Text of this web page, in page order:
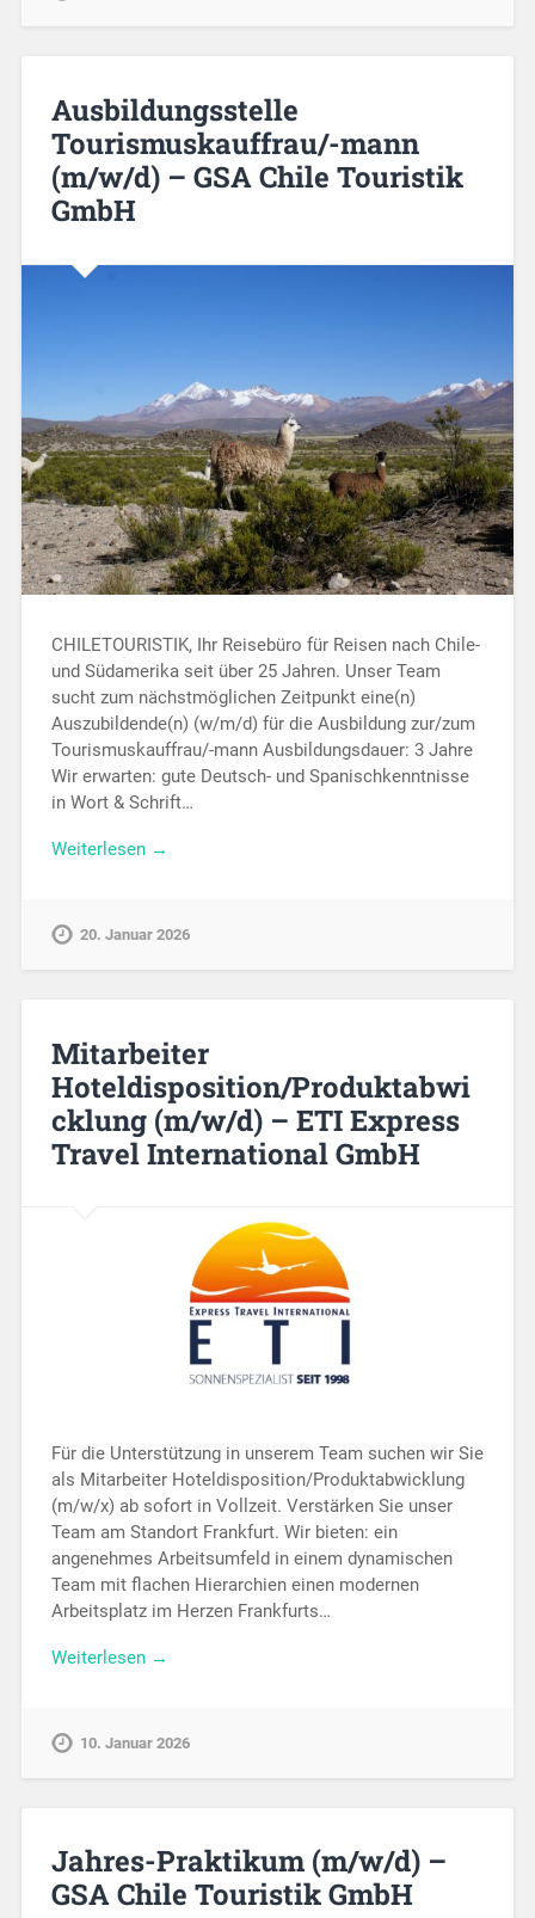
Ausbildungsstelle
Tourismuskauffrau/-mann
(m/w/d) – GSA Chile Touristik
GmbH
CHILETOURISTIK, Ihr Reisebüro für Reisen nach Chile-
und Südamerika seit über 25 Jahren. Unser Team
sucht zum nächstmöglichen Zeitpunkt eine(n)
Auszubildende(n) (w/m/d) für die Ausbildung zur/zum
Tourismuskauffrau/-mann Ausbildungsdauer: 3 Jahre
Wir erwarten: gute Deutsch- und Spanischkenntnisse
in Wort & Schrift…
Weiterlesen →
20. Januar 2026
Mitarbeiter
Hoteldisposition/Produktabwi
cklung (m/w/d) – ETI Express
Travel International GmbH
Für die Unterstützung in unserem Team suchen wir Sie
als Mitarbeiter Hoteldisposition/Produktabwicklung
(m/w/x) ab sofort in Vollzeit. Verstärken Sie unser
Team am Standort Frankfurt. Wir bieten: ein
angenehmes Arbeitsumfeld in einem dynamischen
Team mit flachen Hierarchien einen modernen
Arbeitsplatz im Herzen Frankfurts…
Weiterlesen →
10. Januar 2026
Jahres-Praktikum (m/w/d) –
GSA Chile Touristik GmbH